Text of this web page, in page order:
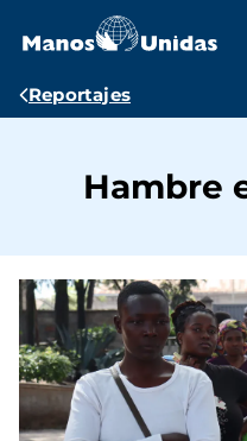
contenido
Ruta
Reportajes
Hambre